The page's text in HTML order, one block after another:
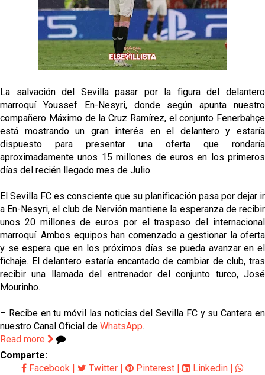
Vargas y Sow se incorporan al grupo en la sesión
del martes
Odysseas Vlachodimos: “El objetivo es mejorar la
temporada pasada”
fichajes
Opinión | "Carta abierta a Alberto Flores" por Rafa
García
La salvación del Sevilla pasar por la figura del delantero
marroquí Youssef En-Nesyri, donde según apunta nuestro
compañero Máximo de la Cruz Ramírez, el conjunto Fenerbahçe
está mostrando un gran interés en el delantero y estaría
dispuesto para presentar una oferta que rondaría
aproximadamente unos 15 millones de euros en los primeros
días del recién llegado mes de Julio.
El Sevilla FC es consciente que su planificación pasa por dejar ir
a En-Nesyri, el club de Nervión mantiene la esperanza de recibir
unos 20 millones de euros por el traspaso del internacional
marroquí. Ambos equipos han comenzado a gestionar la oferta
y se espera que en los próximos días se pueda avanzar en el
fichaje. El delantero estaría encantado de cambiar de club, tras
recibir una llamada del entrenador del conjunto turco, José
Mourinho.
– Recibe en tu móvil las noticias del Sevilla FC y su Cantera en
nuestro Canal Oficial de WhatsApp.
Read more
Comparte:
Facebook
Twitter Pinterest Linkedin